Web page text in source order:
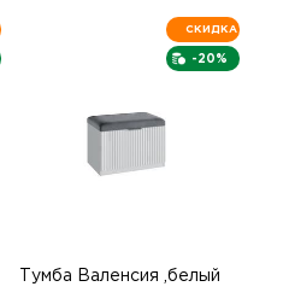
-20%
СКИДКА
Тумба Валенсия ,белый